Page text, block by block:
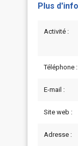
Plus
Activité :
Téléphone :
E-mail :
Site web :
Adresse :